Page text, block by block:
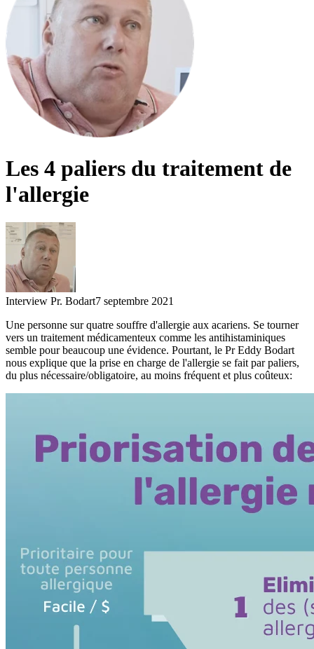
Les 4 paliers du traitement de
l'allergie
Interview Pr. Bodart7 septembre 2021
Une personne sur quatre souffre d'allergie aux acariens. Se tourner
vers un traitement médicamenteux comme les antihistaminiques
semble pour beaucoup une évidence. Pourtant, le Pr Eddy Bodart
nous explique que la prise en charge de l'allergie se fait par paliers,
du plus nécessaire/obligatoire, au moins fréquent et plus coûteux: